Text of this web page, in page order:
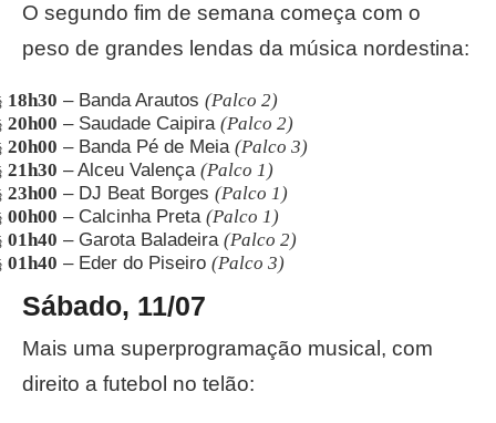
O segundo fim de semana começa com o
peso de grandes lendas da música nordestina:
18h30 – Banda Arautos(Palco 2)
20h00 – Saudade Caipira(Palco 2)
20h00 – Banda Pé de Meia(Palco 3)
21h30 – Alceu Valença(Palco 1)
23h00 – DJ Beat Borges(Palco 1)
00h00 – Calcinha Preta(Palco 1)
01h40 – Garota Baladeira(Palco 2)
01h40 – Eder do Piseiro(Palco 3)
Sábado, 11/07
Mais uma superprogramação musical, com
direito a futebol no telão: